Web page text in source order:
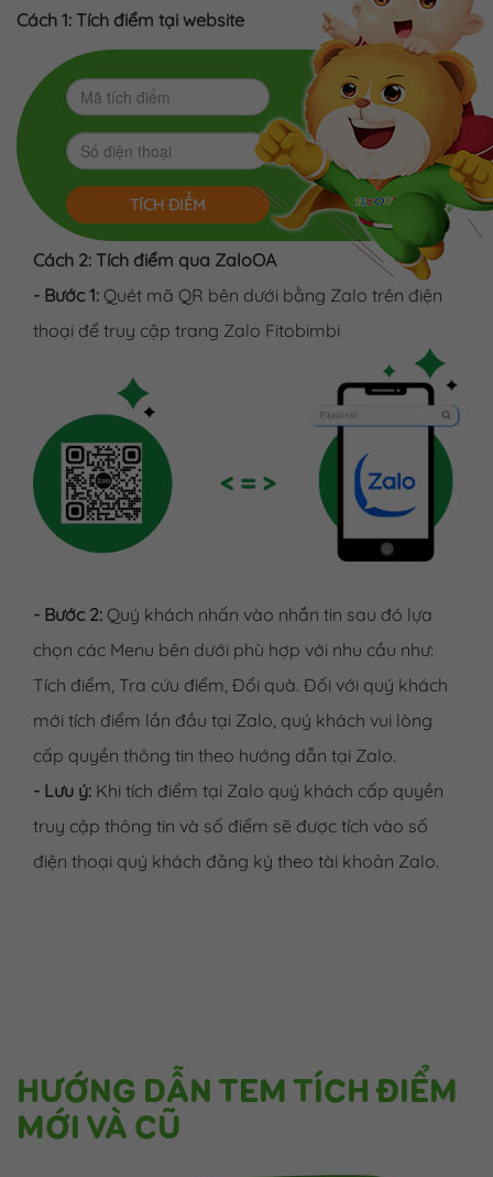
Cách 1: Tích điểm tại website
TÍCH ĐIỂM
Cách 2: Tích điểm qua ZaloOA
- Bước 1: Quét mã QR bên dưới bằng Zalo trên điện
thoại để truy cập trang Zalo Fitobimbi
- Bước 2: Quý khách nhấn vào nhắn tin sau đó lựa
chọn các Menu bên dưới phù hợp với nhu cầu như:
Tích điểm, Tra cứu điểm, Đổi quà. Đối với quý khách
mới tích điểm lần đầu tại Zalo, quý khách vui lòng
cấp quyền thông tin theo hướng dẫn tại Zalo.
- Lưu ý: Khi tích điểm tại Zalo quý khách cấp quyền
truy cập thông tin và số điểm sẽ được tích vào số
điện thoại quý khách đăng ký theo tài khoản Zalo.
HƯỚNG DẪN TEM TÍCH ĐIỂM
MỚI VÀ CŨ